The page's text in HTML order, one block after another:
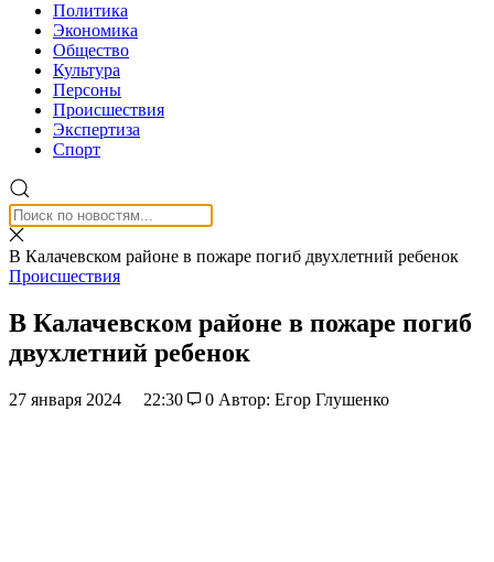
Политика
Экономика
Общество
Культура
Персоны
Происшествия
Экспертиза
Спорт
В Калачевском районе в пожаре погиб двухлетний ребенок
Происшествия
В Калачевском районе в пожаре погиб
двухлетний ребенок
27 января 2024 22:30 0 Автор: Егор Глушенко